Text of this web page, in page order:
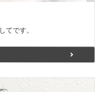
てです。